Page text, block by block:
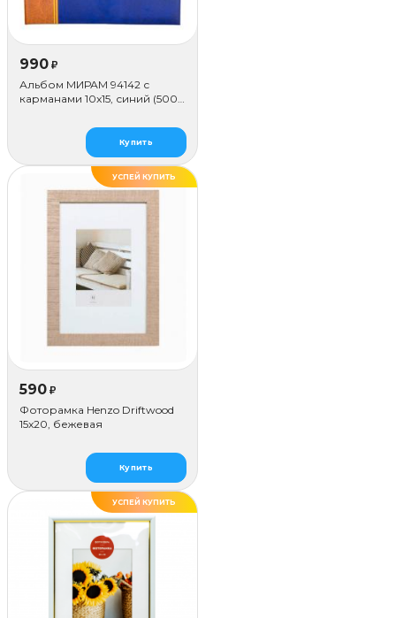
990 ₽
Альбом МИРАМ 94142 с
карманами 10x15, синий (500
Купить
УСПЕЙ КУПИТЬ
590 ₽
Фоторамка Henzo Driftwood
15x20, бежевая
Купить
УСПЕЙ КУПИТЬ
ДЕЛАЕМ САМИ